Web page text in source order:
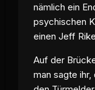
nämlich ein
psychischen
einen Jeff
Auf der
man sagte